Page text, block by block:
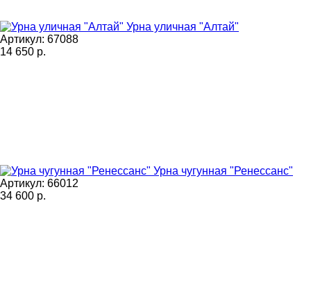
Урна уличная "Алтай"
Артикул: 67088
14 650 р.
Урна чугунная "Ренессанс"
Артикул: 66012
34 600 р.